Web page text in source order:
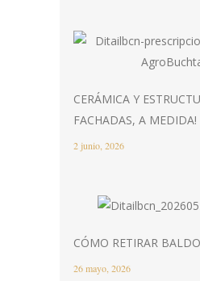
CERÁMICA Y
FACHADAS, A MEDIDA!
2 junio, 2026
CÓMO RETIRAR
26 mayo, 2026